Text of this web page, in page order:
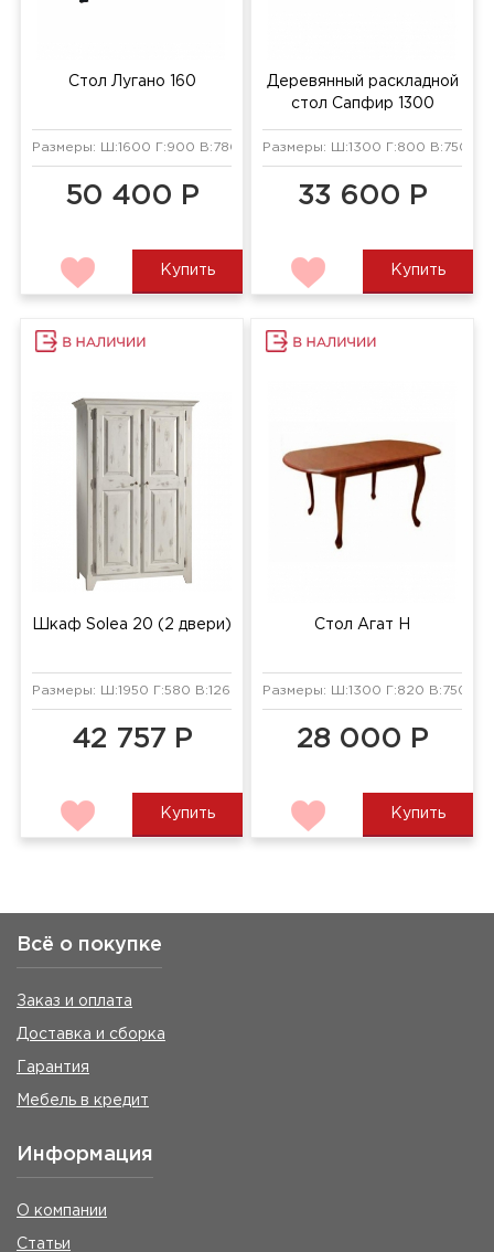
Стол Лугано 160
Размеры: Ш:1600 Г:900 В:780 мм
50 400 Р
Купить
Деревянный раскладной
стол Сапфир 1300
Размеры: Ш:1300 Г:800 В:750 мм
33 600 Р
Купить
Шкаф Solea 20 (2 двери)
Размеры: Ш:1950 Г:580 В:1260 мм
42 757 Р
Купить
Стол Агат H
Размеры: Ш:1300 Г:820 В:750 мм
28 000 Р
Купить
Всё о покупке
Заказ и оплата
Доставка и сборка
Гарантия
Мебель в кредит
Информация
О компании
Статьи